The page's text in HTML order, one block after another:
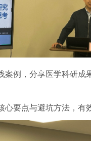
例，分享医学科研
要点与避坑方法，有